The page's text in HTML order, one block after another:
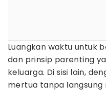
Luangkan waktu untuk
dan prinsip parenting
keluarga. Di sisi lain,
mertua tanpa langsung